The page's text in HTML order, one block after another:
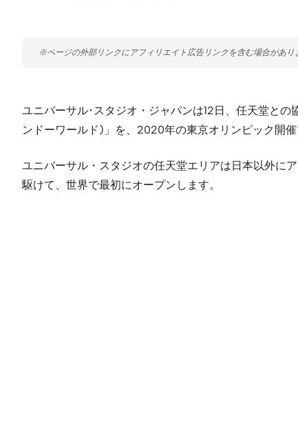
ユニバーサル･スタジオ・ジャパンは12日、任天堂と
ンドーワールド)」を、2020年の東京オリンピック開
ユニバーサル・スタジオの任天堂エリアは日本以外に
駆けて、世界で最初にオープンします。